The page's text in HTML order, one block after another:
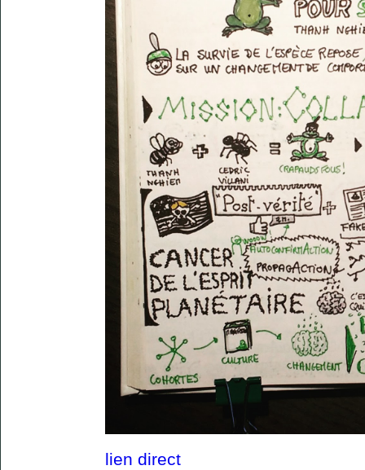
lien direct